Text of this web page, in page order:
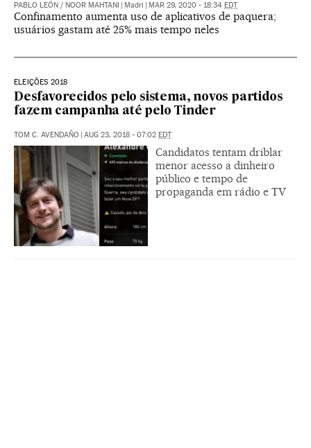
PABLO LEÓN / NOOR MAHTANI Madri MAR 29, 2020 - 18:34 EDT
Confinamento aumenta uso de aplicativos de paquera;
usuários gastam até 25% mais tempo neles
ELEIÇÕES 2018
Desfavorecidos pelo sistema, novos partidos
fazem campanha até pelo Tinder
TOM C. AVENDAÑO AUG 23, 2018 - 07:02 EDT
Candidatos tentam driblar
menor acesso a dinheiro
público e tempo de
propaganda em rádio e TV